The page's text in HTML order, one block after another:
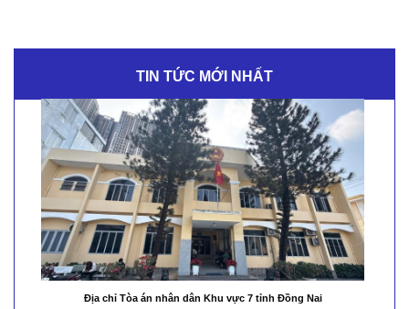
TIN TỨC MỚI NHẤT
Địa chỉ Tòa án nhân dân Khu vực 7 tỉnh Đồng Nai